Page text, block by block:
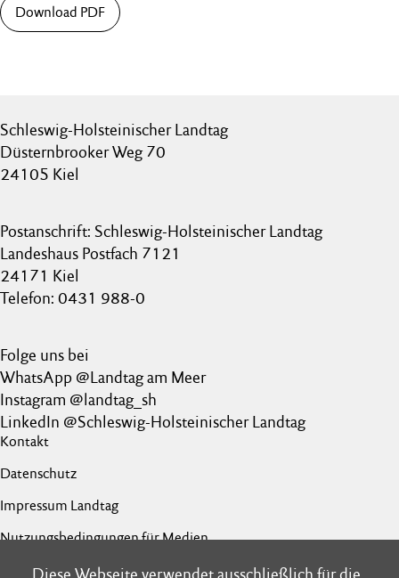
Diese Webseite verwendet ausschließlich für die
Diese Webseite verwendet ausschließlich für die
Download PDF
Schleswig-Holsteinischer Landtag
Düsternbrooker Weg 70
24105 Kiel
Postanschrift: Schleswig-Holsteinischer Landtag
Landeshaus Postfach 7121
24171 Kiel
Telefon: 0431 988-0
Folge uns bei
WhatsApp @Landtag am Meer
Instagram @landtag_sh
LinkedIn @Schleswig-Holsteinischer Landtag
Kontakt
Datenschutz
Impressum Landtag
Nutzungsbedingungen für Medien
Barrierefreiheit